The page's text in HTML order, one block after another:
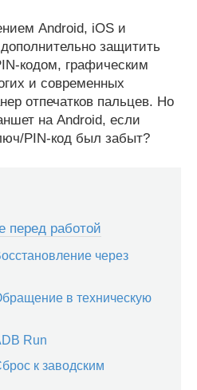
Android, iOS и
защитить
кодом, графическим
и современных
отпечатков пальцев. Но
на Android, если
PIN-код был забыт?
перед работой
через
в техническую
Run
к заводским